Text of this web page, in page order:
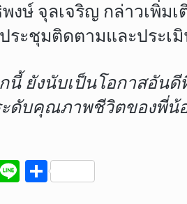
งษ์ จุลเจริญ กล่าวเพิ่ม
ระชุมติดตามและประเ
นี้ ยังนับเป็นโอกาสอัน
ดับคุณภาพชีวิตของพี่น้
Li S